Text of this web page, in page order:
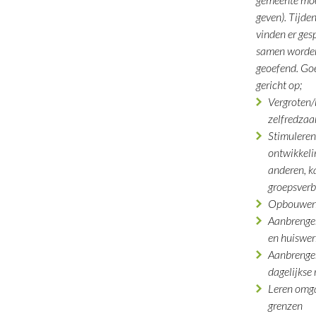
geven).
vinden er
samen
geoefend.
gericht op;
anderen,
en
dagelijkse
Leren
grenzen